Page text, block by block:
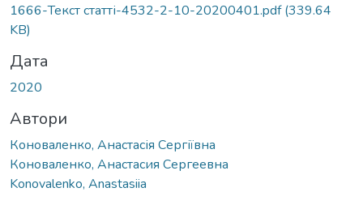
1666-Текст статті-4532-2-10-20200401.pdf(339.64
KB)
Дата
2020
Автори
Коноваленко, Анастасія Сергіївна
Коноваленко, Анастасия Сергеевна
Konovalenko, Anastasiia